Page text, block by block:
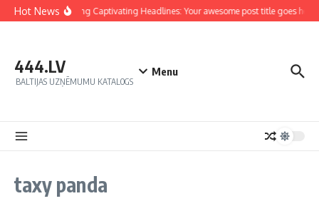
Hot NewsCrafting Captivating Headlines: Your awesome post title goes here
444.LV
BALTIJAS UZŅĒMUMU KATALOGS
Menu
taxy panda